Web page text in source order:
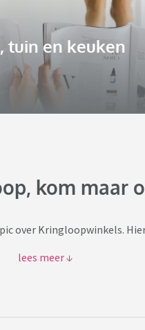
tuin en keuken
kom maar
over Kringloopwinkels.
enzovoorts.
geleden.